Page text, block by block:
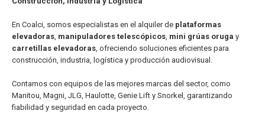
En Coalci, somos especialistas en el alquiler de plataformas
elevadoras, manipuladores telescópicos, mini grúas oruga y
carretillas elevadoras, ofreciendo soluciones eficientes para
construcción, industria, logística y producción audiovisual.
Contamos con equipos de las mejores marcas del sector, como
Manitou, Magni, JLG, Haulotte, Genie Lift y Snorkel, garantizando
fiabilidad y seguridad en cada proyecto.